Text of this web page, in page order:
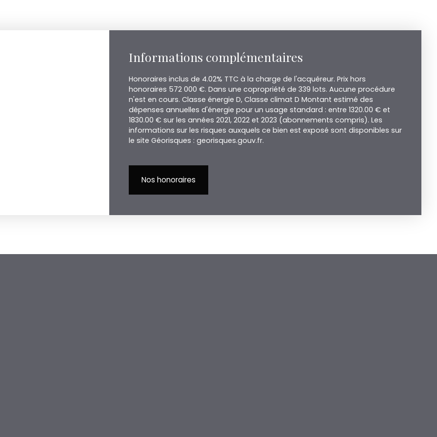
Informations complémentaires
Honoraires inclus de 4.02% TTC à la charge de l'acquéreur. Prix hors
honoraires 572 000 €. Dans une copropriété de 339 lots. Aucune procédure
n'est en cours. Classe énergie D, Classe climat D Montant estimé des
dépenses annuelles d'énergie pour un usage standard : entre 1320.00 € et
1830.00 € sur les années 2021, 2022 et 2023 (abonnements compris). Les
informations sur les risques auxquels ce bien est exposé sont disponibles sur
le site Géorisques : georisques.gouv.fr.
Nos honoraires